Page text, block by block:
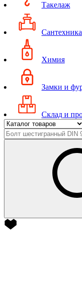
Такелаж
Сантехника
Химия
Замки и
Склад и